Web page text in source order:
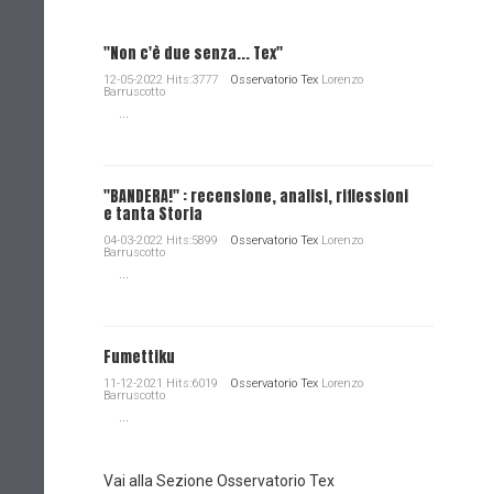
"Non c'è due senza... Tex"
12-05-2022 Hits:3777 Osservatorio Tex Lorenzo
Barruscotto
...
"BANDERA!" : recensione, analisi, riflessioni
e tanta Storia
04-03-2022 Hits:5899 Osservatorio Tex Lorenzo
Barruscotto
...
Fumettiku
11-12-2021 Hits:6019 Osservatorio Tex Lorenzo
Barruscotto
...
Vai alla Sezione Osservatorio Tex